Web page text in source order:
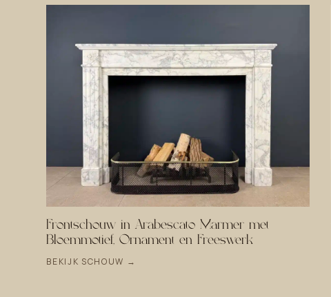
Frontschouw in Arabescato Marmer met
Bloemmotief, Ornament en Freeswerk
BEKIJK SCHOUW →